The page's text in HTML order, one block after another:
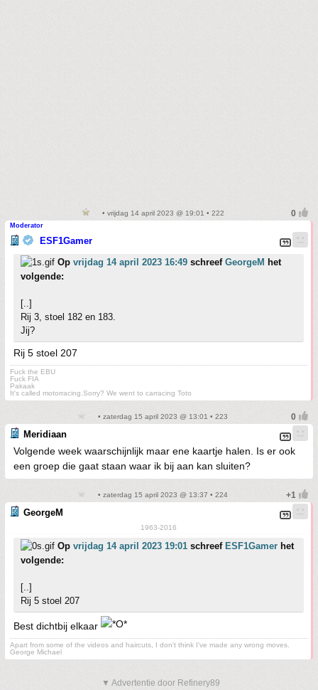
• vrijdag 14 april 2023 @ 19:01 • 222
Moderator
ESF1Gamer
Op vrijdag 14 april 2023 16:49 schreef GeorgeM het
volgende:
[..]
Rij 3, stoel 182 en 183.
Jij?
Rij 5 stoel 207
Fuck the EBU
Fuck FIA
Pakaak
It's called motorracing.Sorry? We went to carracing Toto
• zaterdag 15 april 2023 @ 13:01 • 223
Meridiaan
Volgende week waarschijnlijk maar ene kaartje halen. Is er ook
een groep die gaat staan waar ik bij aan kan sluiten?
• zaterdag 15 april 2023 @ 13:37 • 224
GeorgeM
1963-2016
Op vrijdag 14 april 2023 19:01 schreef ESF1Gamer het
volgende:
[..]
Rij 5 stoel 207
Best dichtbij elkaar
Apart from some of the videos and haircuts, I don't think I've made any wrong moves.
George Michael
▼ Advertentie door Refinery89